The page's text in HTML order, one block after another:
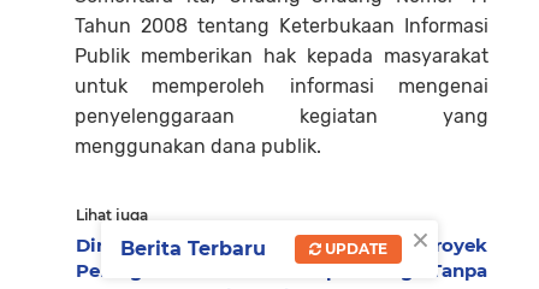
Tahun 2008 tentang Keterbukaan Informasi
Publik memberikan hak kepada masyarakat
untuk memperoleh informasi mengenai
penyelenggaraan kegiatan yang
menggunakan dana publik.
Lihat juga
Dinas PUPR Pessel Tuai Sorotan, Proyek
Peningkatan Jalan di Lumpo Diduga Tanpa
×
Berita Terbaru UPDATE